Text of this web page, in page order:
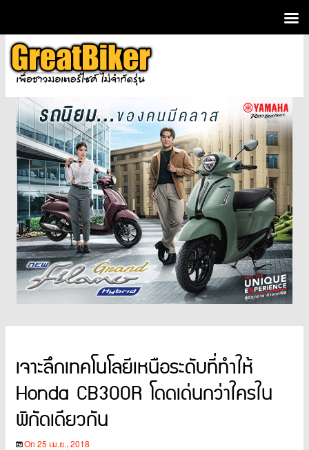
เจาะลึกเทคโนโลยีเหนือระดับที่ทำให้
Honda CB300R โดดเด่นกว่าใครใน
พิกัดเดียวกัน
On 25 เม.ย., 2018